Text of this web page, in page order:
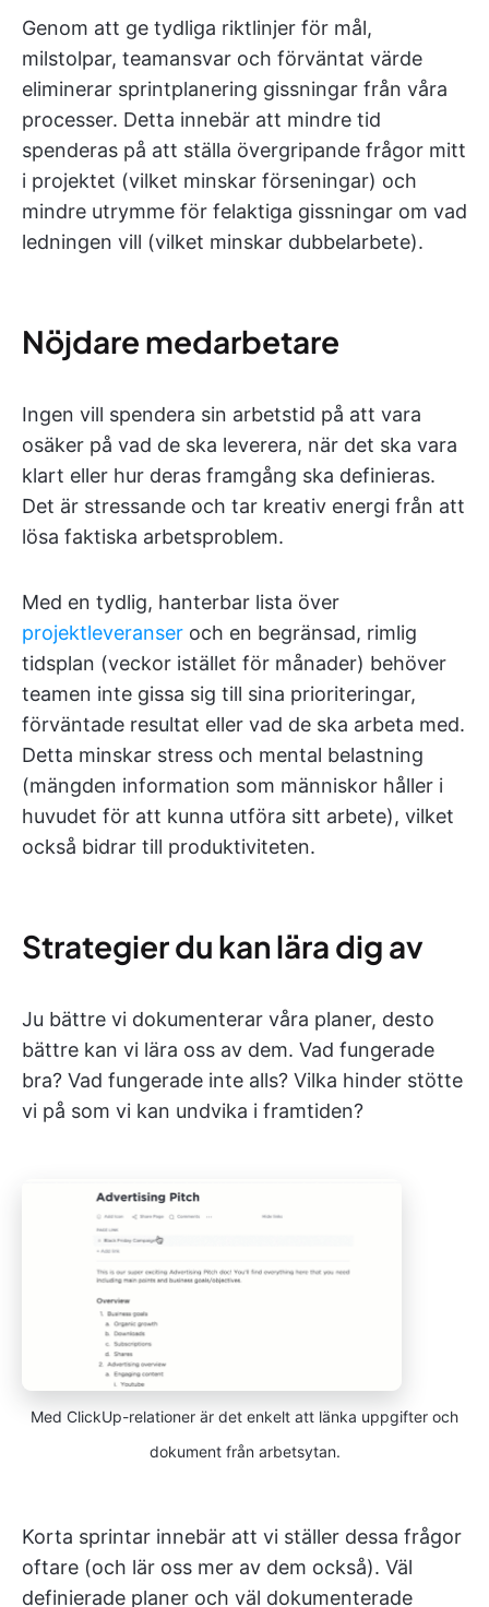
Genom att ge tydliga riktlinjer för mål,
milstolpar, teamansvar och förväntat värde
eliminerar sprintplanering gissningar från våra
processer. Detta innebär att mindre tid
spenderas på att ställa övergripande frågor mitt
i projektet (vilket minskar förseningar) och
mindre utrymme för felaktiga gissningar om vad
ledningen vill (vilket minskar dubbelarbete).
Nöjdare medarbetare
Ingen vill spendera sin arbetstid på att vara
osäker på vad de ska leverera, när det ska vara
klart eller hur deras framgång ska definieras.
Det är stressande och tar kreativ energi från att
lösa faktiska arbetsproblem.
Med en tydlig, hanterbar lista över
projektleveranser och en begränsad, rimlig
tidsplan (veckor istället för månader) behöver
teamen inte gissa sig till sina prioriteringar,
förväntade resultat eller vad de ska arbeta med.
Detta minskar stress och mental belastning
(mängden information som människor håller i
huvudet för att kunna utföra sitt arbete), vilket
också bidrar till produktiviteten.
Strategier du kan lära dig av
Ju bättre vi dokumenterar våra planer, desto
bättre kan vi lära oss av dem. Vad fungerade
bra? Vad fungerade inte alls? Vilka hinder stötte
vi på som vi kan undvika i framtiden?
Med ClickUp-relationer är det enkelt att länka uppgifter och
dokument från arbetsytan.
Korta sprintar innebär att vi ställer dessa frågor
oftare (och lär oss mer av dem också). Väl
definierade planer och väl dokumenterade